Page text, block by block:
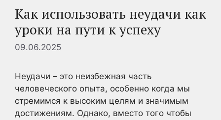
Как использовать неудачи как
уроки на пути к успеху
09.06.2025
Неудачи – это неизбежная часть
человеческого опыта, особенно когда мы
стремимся к высоким целям и значимым
достижениям. Однако, вместо того чтобы